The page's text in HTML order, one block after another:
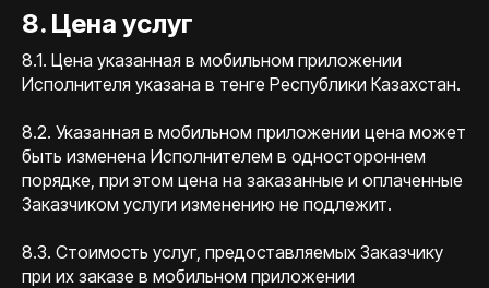
8. Цена услуг
8.1. Цена указанная в мобильном приложении
Исполнителя указана в тенге Республики Казахстан.
8.2. Указанная в мобильном приложении цена может
быть изменена Исполнителем в одностороннем
порядке, при этом цена на заказанные и оплаченные
Заказчиком услуги изменению не подлежит.
8.3. Стоимость услуг, предоставляемых Заказчику
при их заказе в мобильном приложении